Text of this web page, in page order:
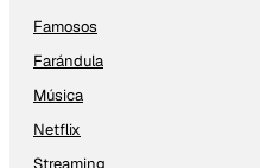
Famosos
Farándula
Música
Netflix
Streaming